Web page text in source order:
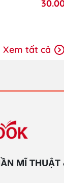
Xem tất cả
MĨ THUẬT